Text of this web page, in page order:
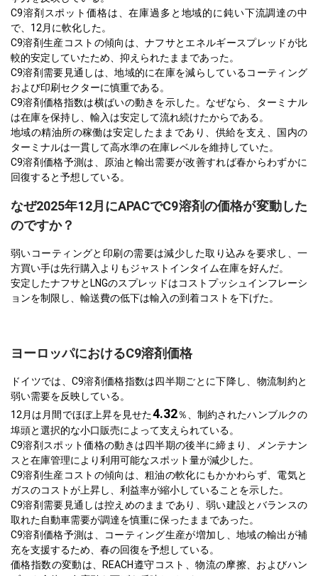
C9溶剤スポット価格は、在庫過多と地域的に鈍い下流調達の中
で、12月に軟化した。
C9溶剤生産コストの傾向は、ナフサとエネルギースプレッドが比
較的安定していたため、抑えられたままであった。
C9溶剤需要見通しは、地域的に在庫を減らしているコーティング
および印刷セクターに慎重である。
C9溶剤価格指数は横ばいの動きを示した。なぜなら、ターミナル
は在庫を保持し、輸入は安定して流れ続けたからである。
地域の精油所の稼働は安定したままであり、供給を支え、国内の
ターミナルは一貫して高水準の在庫レベルを維持していた。
C9溶剤価格予測は、原油と輸出需要が改善すれば春からわずかに
回復すると予想している。
なぜ2025年12月にAPACでC9溶剤の価格が変動した
のですか？
弱いコーティングと印刷の需要は減少した取り込みを要求し、一
方買い手は先行購入よりもジャストインタイム在庫を好んだ。
安定したナフサとLNGのスプレッドはコストプッシュインフレーシ
ョンを制限し、輸送費の低下は輸入の到着コストを下げた。
ヨーロッパにおけるC9溶剤価格
ドイツでは、C9溶剤価格指数は四半期ごとに下降し、物流制約と
弱い需要を反映している。
12月は月間でほぼ上昇を見せた4.32％、制約されたハンブルクの
埠頭と選択的な小口販売によって支えられている。
C9溶剤スポット価格の動きは四半期の後半に締まり、メンテナン
スと在庫管理により利用可能なスポット量が減少した。
C9溶剤生産コストの傾向は、粗油の軟化にもかかわらず、電気と
ガスのコストが上昇し、利益率が縮小していることを示した。
C9溶剤需要見通しは控えめのままであり、弱い建設とバランスの
取れた自動車需要が調達を慎重に保ったままであった。
C9溶剤価格予測は、コーティング生産が増加し、地域の輸出が補
充を支援するため、春の回復を予想している。
価格指数の変動は、REACH遵守コスト、物流の摩擦、およびハン